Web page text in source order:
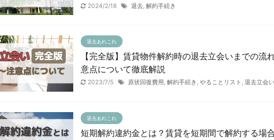
2024/2/18 退去 解約手続き
退去あれこれ
【完全版】賃貸物件解約時の退去立会いまでの流
意点について徹底解説
2023/7/5 原状回復費用, 解約手続き , やることリスト , 退去立会い
退去あれこれ
短期解約違約金とは？賃貸を短期間で解約する場